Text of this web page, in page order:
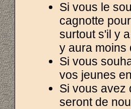
Si vous le
cagnotte
surtout s'il y
y aura moins
Si vous
vos jeunes
Si vous avez
seront de